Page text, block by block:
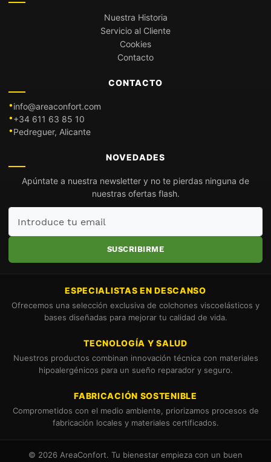
Nuestra Historia
Servicio al Cliente
Cookies
Contacto
CONTACTO
info@areaconfort.com
+34 611 63 85 10
Pedreguer, Alicante
NOVEDADES
Apúntate a nuestra newsletter y no te pierdas ninguna de
nuestras ofertas flash.
Introduce
email
SUSCRIBIRME
ESPECIALISTAS EN DESCANSO
Ofrecemos una selección exclusiva de colchones viscoelásticos y
bases diseñadas para mejorar tu calidad de vida.
TECNOLOGÍA Y SALUD
Nuestros productos combinan innovación técnica con materiales
hipoalergénicos para un sueño reparador y seguro.
FABRICACIÓN SOSTENIBLE
Comprometidos con el medio ambiente, priorizamos procesos de
fabricación locales y materiales certificados.
© 2026 AreaConfort. Tu bienestar empieza con un buen